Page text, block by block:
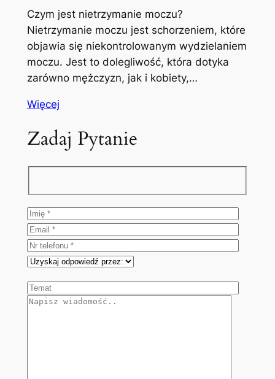
Czym jest nietrzymanie moczu?
Nietrzymanie moczu jest schorzeniem, które
objawia się niekontrolowanym wydzielaniem
moczu. Jest to dolegliwość, która dotyka
zarówno mężczyzn, jak i kobiety,…
Więcej
Zadaj Pytanie